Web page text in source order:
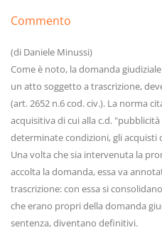
Commento
(di Daniele Minussi)
Come è noto, la domanda
un atto soggetto a trascrizione,
(art. 2652 n.6 cod. civ.). La norma
acquisitiva di cui alla c.d. "pubblicità
determinate condizioni, gli acquisti
Una volta che sia intervenuta la
accolta la domanda, essa va
trascrizione: con essa si
che erano propri della domanda
sentenza, diventano definitivi.